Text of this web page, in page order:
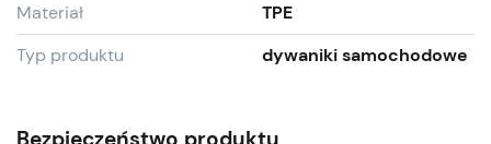
Materiał
TPE
Typ produktu
dywaniki samochodowe